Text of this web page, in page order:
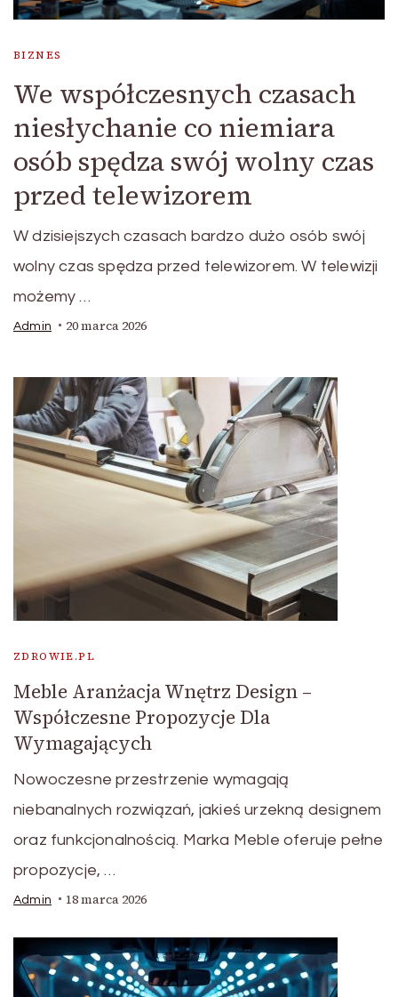
BIZNES
We współczesnych czasach
niesłychanie co niemiara
osób spędza swój wolny czas
przed telewizorem
W dzisiejszych czasach bardzo dużo osób swój
wolny czas spędza przed telewizorem. W telewizji
możemy …
Admin 20 marca 2026
ZDROWIE.PL
Meble Aranżacja Wnętrz Design –
Współczesne Propozycje Dla
Wymagających
Nowoczesne przestrzenie wymagają
niebanalnych rozwiązań, jakieś urzekną designem
oraz funkcjonalnością. Marka Meble oferuje pełne
propozycje, …
Admin 18 marca 2026